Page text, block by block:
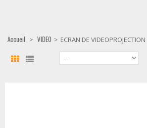
Accueil > VIDEO > ECRAN DE VIDEOPROJECTION